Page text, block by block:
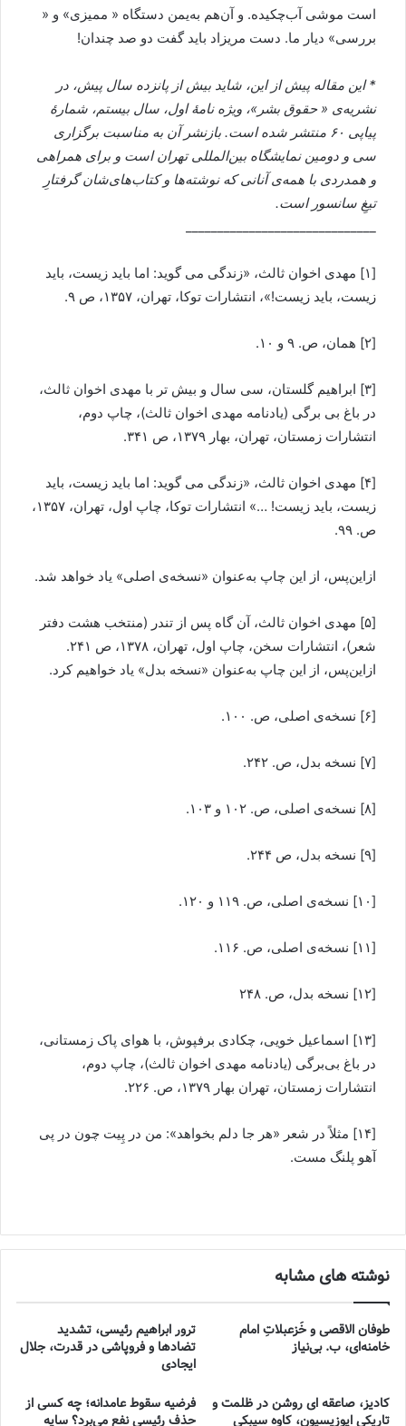
است موشی آب‌چکيده. و آن‌هم به‌يمن دستگاه « مميزی» و «
بررسی» ديار ما. دست مريزاد بايد گفت دو صد چندان!
* این مقاله پیش از این، شاید بیش از پانزده سال پیش، در
نشریه‌ی « حقوق بشر»، ويژه نامۀ اول، سال بيستم، شمارۀ
پياپی ۶۰ منتشر شده است. بازنشر آن به مناسبت برگزاری
سی‌ و دومین نمایشگاه بین‌المللی تهران است و برای همراهی
و همدردی با همه‌ی آنانی که نوشته‌ها و کتاب‌های‌شان گرفتارِ
تیغِ سانسور است.
[۱] مهدی اخوان ثالث، «زندگی می گويد: اما بايد زيست، بايد
زيست، بايد زيست!»، انتشارات توکا، تهران، ۱۳۵۷، ص ۹.
[۲] همان، ص. ۹ و ۱۰.
[۳] ابراهيم گلستان، سی سال و بيش تر با مهدی اخوان ثالث،
در باغ بی برگی (يادنامه مهدی اخوان ثالث)، چاپ دوم،
انتشارات زمستان، تهران، بهار ۱۳۷۹، ص ۳۴۱.
[۴] مهدی اخوان ثالث، «زندگی می گويد: اما بايد زيست، بايد
زيست، بايد زيست! …» انتشارات توکا، چاپ اول، تهران، ۱۳۵۷،
ص. ۹۹.
ازاين‌پس، از اين چاپ به‌عنوان «نسخه‌ی اصلی» ياد خواهد شد.
[۵] مهدی اخوان ثالث، آن گاه پس از تندر (منتخب هشت دفتر
شعر)، انتشارات سخن، چاپ اول، تهران، ۱۳۷۸، ص ۲۴۱.
ازاين‌پس، از اين چاپ به‌عنوان «نسخه بدل» ياد خواهيم کرد.
[۶] نسخه‌ی اصلی، ص. ۱۰۰.
[۷] نسخه بدل، ص. ۲۴۲.
[۸] نسخه‌ی اصلی، ص. ۱۰۲ و ۱۰۳.
[۹] نسخه بدل، ص ۲۴۴.
[۱۰] نسخه‌ی اصلی، ص. ۱۱۹ و ۱۲۰.
[۱۱] نسخه‌ی اصلی، ص. ۱۱۶.
[۱۲] نسخه بدل، ص. ۲۴۸
[۱۳] اسماعيل خويی، چکادی برفپوش، با هوای پاک زمستانی،
در باغ بی‌برگی (يادنامه مهدی اخوان ثالث)، چاپ دوم،
انتشارات زمستان، تهران بهار ۱۳۷۹، ص. ۲۲۶.
[۱۴] مثلاً در شعر «هر جا دلم بخواهد»: من در پِيت چون در پی
آهو پلنگ مست.
نوشته های مشابه
طوفان الاقصی و خُزعبلاتِ امام
خامنه‌ای، ب. بی‌نیاز
ترور ابراهیم رئیسی، تشدید
تضادها و فروپاشی در قدرت، جلال
ایجادی
کادیز، صاعقه ای روشن در ظلمت و
تاریکی اپوزیسیون، کاوه سیبکی
فرضیه سقوط عامدانه؛ چه کسی از
حذف رئیسی نفع می‌برد؟ سایه